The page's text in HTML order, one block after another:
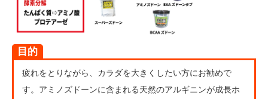
目的
疲れをとりながら、カラダを大きくしたい方にお勧めで
す。アミノズドーンに含まれる天然のアルギニンが成長ホ